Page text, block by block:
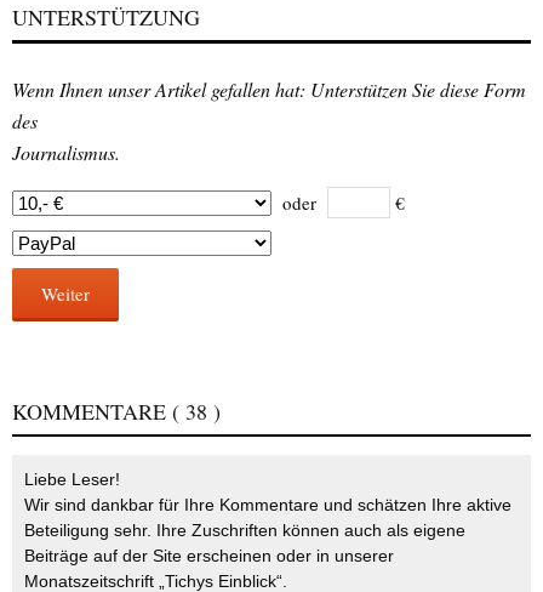
UNTERSTÜTZUNG
Wenn Ihnen unser Artikel gefallen hat: Unterstützen Sie diese Form
des
Journalismus.
oder €
Weiter
KOMMENTARE ( 38 )
Liebe Leser!
Wir sind dankbar für Ihre Kommentare und schätzen Ihre aktive
Beteiligung sehr. Ihre Zuschriften können auch als eigene
Beiträge auf der Site erscheinen oder in unserer
Monatszeitschrift „Tichys Einblick“.